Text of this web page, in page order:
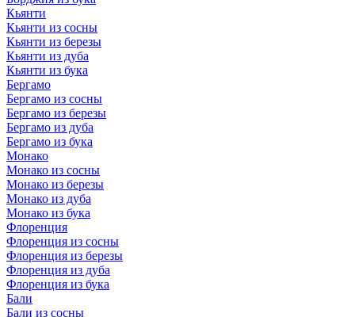
Кьянти
Кьянти из сосны
Кьянти из березы
Кьянти из дуба
Кьянти из бука
Бергамо
Бергамо из сосны
Бергамо из березы
Бергамо из дуба
Бергамо из бука
Монако
Монако из сосны
Монако из березы
Монако из дуба
Монако из бука
Флоренция
Флоренция из сосны
Флоренция из березы
Флоренция из дуба
Флоренция из бука
Бали
Бали из сосны